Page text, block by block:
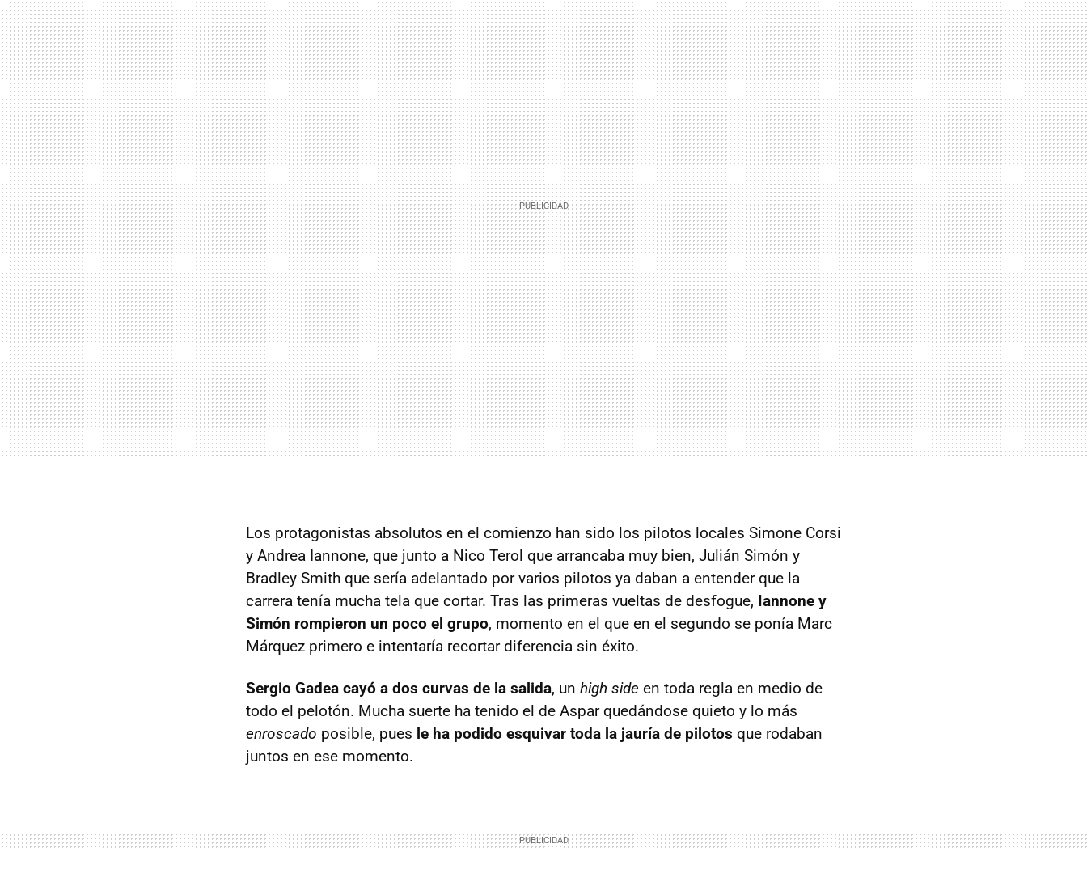
Los protagonistas absolutos en el comienzo han sido los pilotos locales Simone Corsi
y Andrea Iannone, que junto a Nico Terol que arrancaba muy bien, Julián Simón y
Bradley Smith que sería adelantado por varios pilotos ya daban a entender que la
carrera tenía mucha tela que cortar. Tras las primeras vueltas de desfogue, Iannone y
Simón rompieron un poco el grupo, momento en el que en el segundo se ponía Marc
Márquez primero e intentaría recortar diferencia sin éxito.
Sergio Gadea cayó a dos curvas de la salida, un high side en toda regla en medio de
todo el pelotón. Mucha suerte ha tenido el de Aspar quedándose quieto y lo más
enroscado posible, pues le ha podido esquivar toda la jauría de pilotos que rodaban
juntos en ese momento.